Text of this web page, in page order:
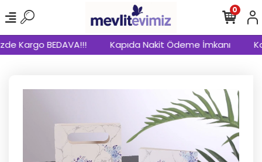
Kargo BEDAVA!!! Kapıda Nakit Ödeme İmkanı
0